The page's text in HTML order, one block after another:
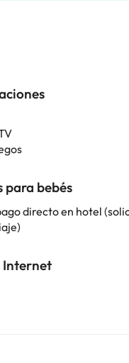
para bebés
directo en hotel
Internet